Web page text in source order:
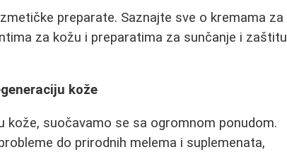
preparate. Saznajte sve o kremama za
za kožu i preparatima za sunčanje i zaštitu
kože
suočavamo se sa ogromnom ponudom.
do prirodnih melema i suplemenata,